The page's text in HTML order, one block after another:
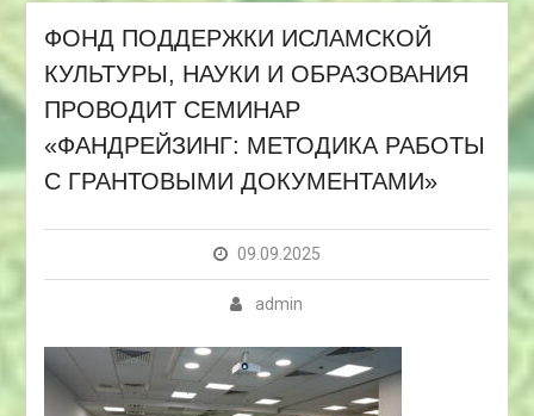
ФОНД ПОДДЕРЖКИ ИСЛАМСКОЙ
КУЛЬТУРЫ, НАУКИ И ОБРАЗОВАНИЯ
ПРОВОДИТ СЕМИНАР
«ФАНДРЕЙЗИНГ: МЕТОДИКА РАБОТЫ
С ГРАНТОВЫМИ ДОКУМЕНТАМИ»
09.09.2025
admin